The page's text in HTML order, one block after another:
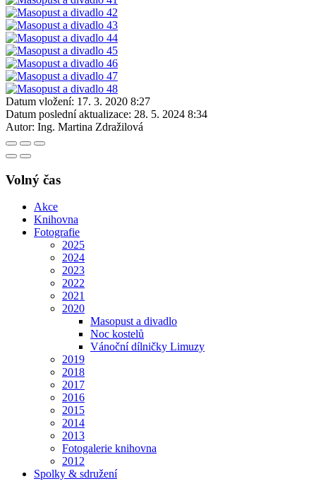
Datum vložení: 17. 3. 2020 8:27
Datum poslední aktualizace: 28. 5. 2024 8:34
Autor: Ing. Martina Zdražilová
Volný čas
Akce
Knihovna
Fotografie
2025
2024
2023
2022
2021
2020
Masopust a divadlo
Noc kostelů
Vánoční dílničky Limuzy
2019
2018
2017
2016
2015
2014
2013
Fotogalerie knihovna
2012
Spolky & sdružení